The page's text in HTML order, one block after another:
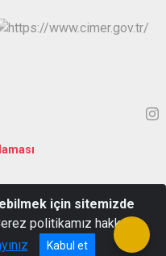
80
için sitemizde
politikamız hakkında
Kabul et